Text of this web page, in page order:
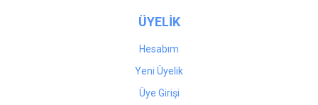
ÜYELİK
Hesabım
Yeni Üyelik
Üye Girişi